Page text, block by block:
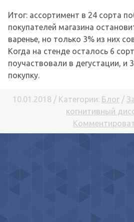
Итог: ассортимент в 24 сорта
покупателей магазина
варенье, но только 3% из них
Когда на стенде осталось 6
поучаствовали в дегустации, и
покупку.
10.01.2018 / Категории: Блог/
когнитивный